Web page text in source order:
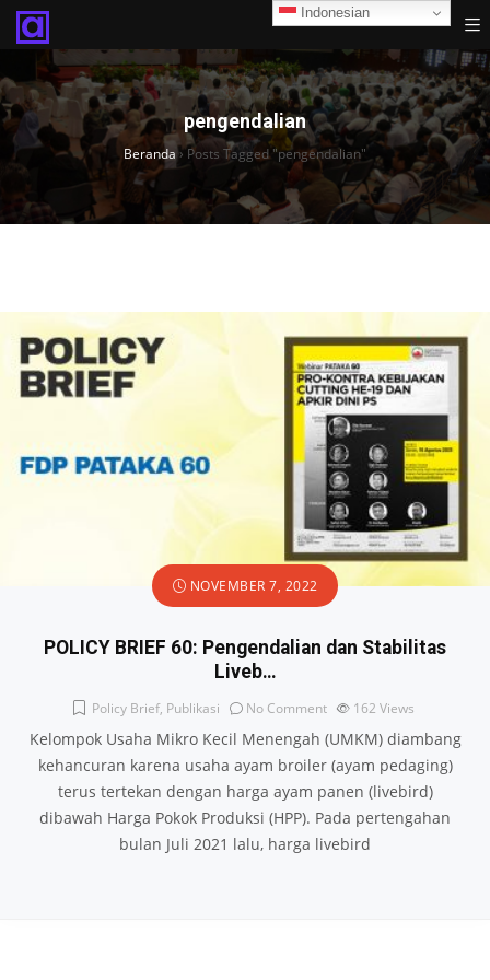
pengendalian
Beranda ›Posts Tagged "pengendalian"
NOVEMBER 7, 2022
POLICY BRIEF 60: Pengendalian dan Stabilitas
Liveb…
Policy Brief, Publikasi No Comment 162 Views
Kelompok Usaha Mikro Kecil Menengah (UMKM) diambang
kehancuran karena usaha ayam broiler (ayam pedaging)
terus tertekan dengan harga ayam panen (livebird)
dibawah Harga Pokok Produksi (HPP). Pada pertengahan
bulan Juli 2021 lalu, harga livebird
Indonesian